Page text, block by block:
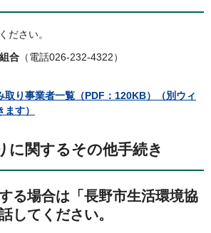
ださい。
合 （電話026-232-4322）
取り事業者一覧（PDF：120KB）（別ウィ
す）
に関するその他手続き
る場合は「長野市生活環境協
してください。